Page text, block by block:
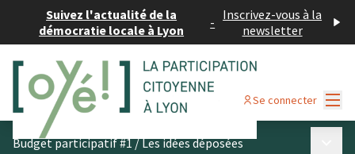
Suivez l'actualité de la
démocratie locale à Lyon
- Inscrivez-vous à la
newsletter
Se connecter
Budget participatif #1/Les idées déposées